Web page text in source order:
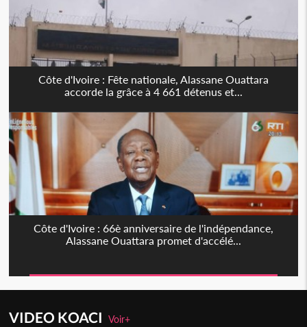
Côte d'Ivoire : Fête nationale, Alassane Ouattara
accorde la grâce à 4 661 détenus et...
Côte d'Ivoire : 66è anniversaire de l'indépendance,
Alassane Ouattara promet d'accélé...
VIDEO KOACIVoir+